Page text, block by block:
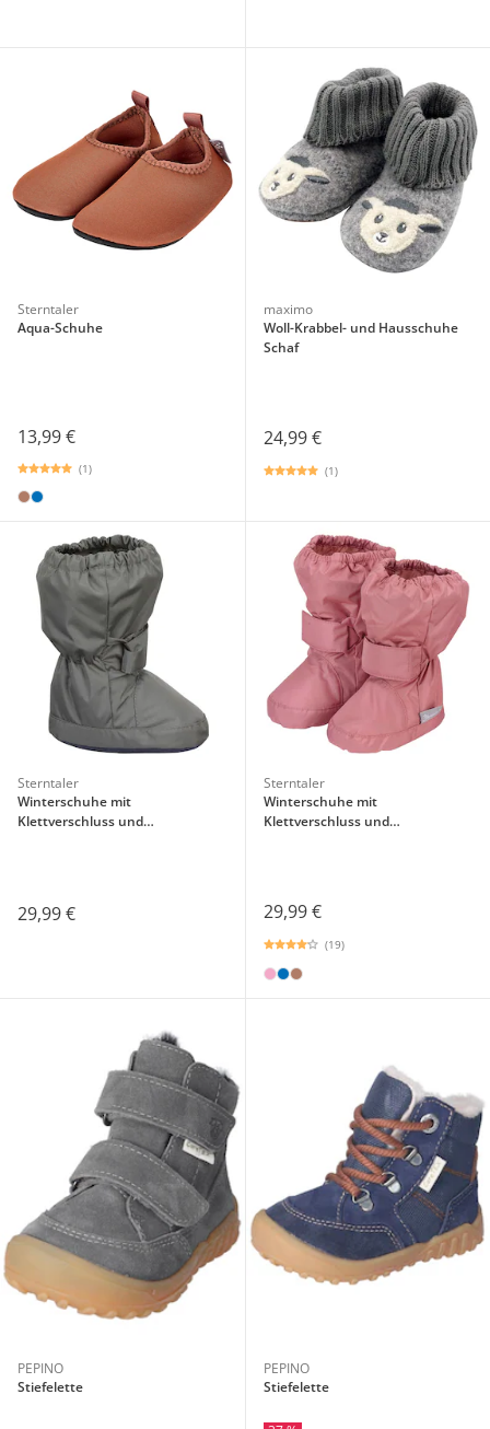
Sterntaler
Aqua-Schuhe
13,99 €
(1)
maximo
Woll-Krabbel- und Hausschuhe
Schaf
24,99 €
(1)
Sterntaler
Winterschuhe mit
Klettverschluss und
29,99 €
Sterntaler
Winterschuhe mit
Klettverschluss und
29,99 €
(19)
PEPINO
Stiefelette
PEPINO
Stiefelette